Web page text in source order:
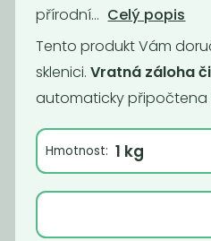
Dezinfekce na
přírodní... Celý popis
Tento produkt Vám
sklenici. Vratná záloha
automaticky připočtena
Hmotnost: